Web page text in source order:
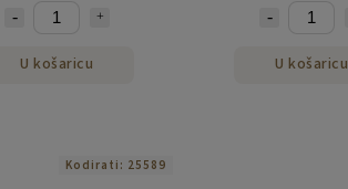
U košaricu U košaricu
Kodirati: 25589